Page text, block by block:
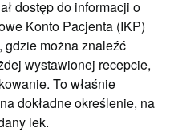
dostęp do informacji o
Konto Pacjenta (IKP)
gdzie można znaleźć
wystawionej recepcie,
To właśnie
dokładne określenie, na
lek.